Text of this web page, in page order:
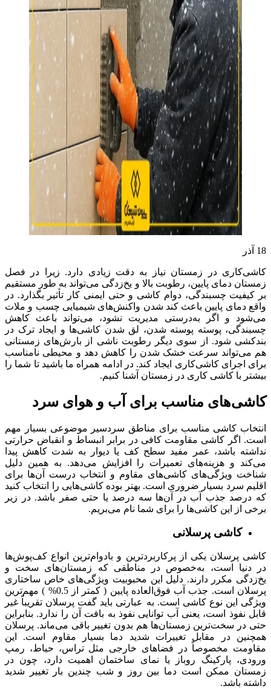
18 آذر
کاشی‌کاری در زمستان نیاز به دقت زیادی دارد. زیرا در فصل
زمستان دمای پایین، رطوبت بالا و یخ‌زدگی می‌تواند به طور مستقیم
بر کیفیت چسبندگی، دوام کاشی و حتی ایمنی کار تأثیر بگذارد. در
واقع دمای پایین باعث کند شدن واکنش‌های شیمیایی چسب و ملات
می‌شود و اگر به‌درستی مدیریت نشود، می‌تواند باعث کاهش
چسبندگی، پوسته ‌پوسته شدن، لق شدن کاشی‌ها و ایجاد ترک در
بندکشی شود. از سوی دیگر رطوبت ناشی از بارش‌های زمستانی
هم می‌تواند سرعت خشک شدن را کاهش دهد و محیطی نامناسب
برای اجرای کاشی‌کاری ایجاد کند. در ادامه همراه ما باشید تا شما را
بیشتر با کاشی کاری در زمستان آشنا کنیم.
کاشی‌های مناسب برای آب و هوای سرد
انتخاب کاشی مناسب برای مناطق سردسیر موضوعی بسیار مهم
است. اگر کاشی مقاومت کافی در برابر انبساط و انقباض حرارتی
نداشته باشد، عمر مفید سطح کف یا دیوار به‌ شدت کاهش پیدا
می‌کند و هزینه‌های تعمیرات را افزایش می‌دهد. به همین دلیل
شناخت ویژگی‌های کاشی‌های مقاوم و انتخاب درست آن‌ها برای
اقلیم سرد بسیار ضروری است. بهتر بوده کاشی‌هایی را انتخاب کنید
که درصد جذب آب در آن‌‎ها سه درصد یا حتی صفر باشد. در زیر
برخی از این کاشی‌ها را برای شما نام می‌بریم.
کاشی‌ پرسلانی
کاشی پرسلان یکی از پرکاربردترین و بادوام‌ترین انواع کف‌پوش‌ها
در دنیا است، به‌خصوص در مناطقی که زمستان‌های سخت و
یخ‌زدگی مکرر دارند. دلیل این محبوبیت ویژگی‌های خاص ساختاری
پرسلان است. جذب آب فوق‌العاده پایین ( کمتر از 0.5% ) مهم‌ترین
ویژگی این نوع کاشی است. به عبارتی باید گفت پرسلان تقریباً غیر
قابل نفوذ است، یعنی آب توانایی نفوذ به بافت آن را ندارد. بنابراین
حتی در سخت‌ترین زمستان‌ها هم بدون تغییر باقی می‌ماند. پرسلان
همچنین در مقابل تغییرات شدید دما بسیار مقاوم است. این
مقاومت مخصوصاً در فضاهای خارجی مثل تراس، حیاط، رمپ
ورودی، پارکینگ روباز یا نمای ساختمان اهمیت دارد، چون در
زمستان ممکن است دما بین روز و شب چندین بار تغییر شدید
داشته باشد.